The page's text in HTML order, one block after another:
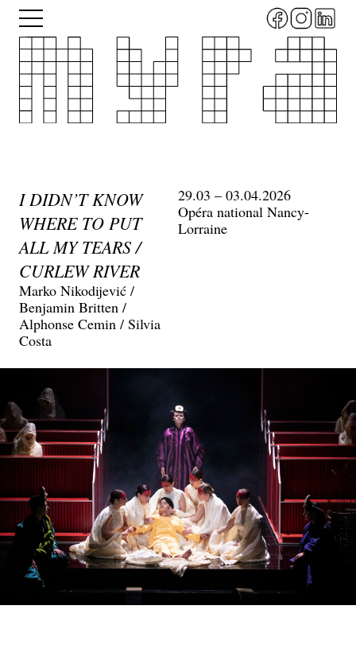
Aller
contenu
principal
Menu
I DIDN’T KNOW
WHERE TO PUT
ALL MY TEARS /
CURLEW RIVER
Marko Nikodijević /
Benjamin Britten /
Alphonse Cemin / Silvia
Costa
29.03 – 03.04.2026
Opéra national Nancy-
Lorraine